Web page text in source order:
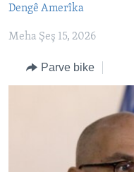
here
serekî
Yekser
FOTO GALERÎ
RADYO
HEVPEYVÎN
AMERÎKA
TIRKÎYE
SÛRÎYE
ROJHILATA NAVÎN
Dengê Amerîka
Meha Şeş 15, 2026
Parve bike